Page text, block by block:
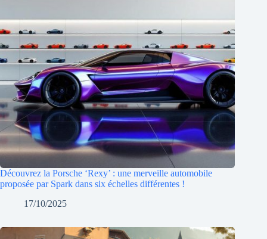
Découvrez la Porsche ‘Rexy’ : une merveille automobile
proposée par Spark dans six échelles différentes !
17/10/2025